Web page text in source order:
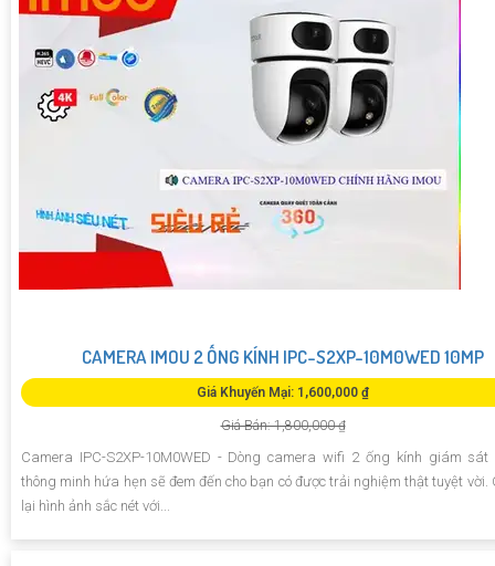
CAMERA IMOU 2 ỐNG KÍNH IPC-S2XP-10M0WED 10MP
Giá Khuyến Mại: 1,600,000 ₫
Giá Bán: 1,800,000 ₫
Camera IPC-S2XP-10M0WED - Dòng camera wifi 2 ống kính giám sát
thông minh hứa hẹn sẽ đem đến cho bạn có được trải nghiệm thật tuyệt vời.
lại hình ảnh sắc nét với...